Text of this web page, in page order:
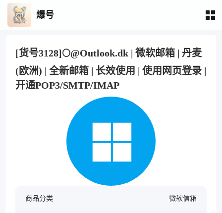
爆号
[货号3128]🌕@Outlook.dk | 微软邮箱 | 丹麦
(欧洲) | 全新邮箱 | 长效使用 | 使用网页登录 |
开通POP3/SMTP/IMAP
商品分类 微软信箱